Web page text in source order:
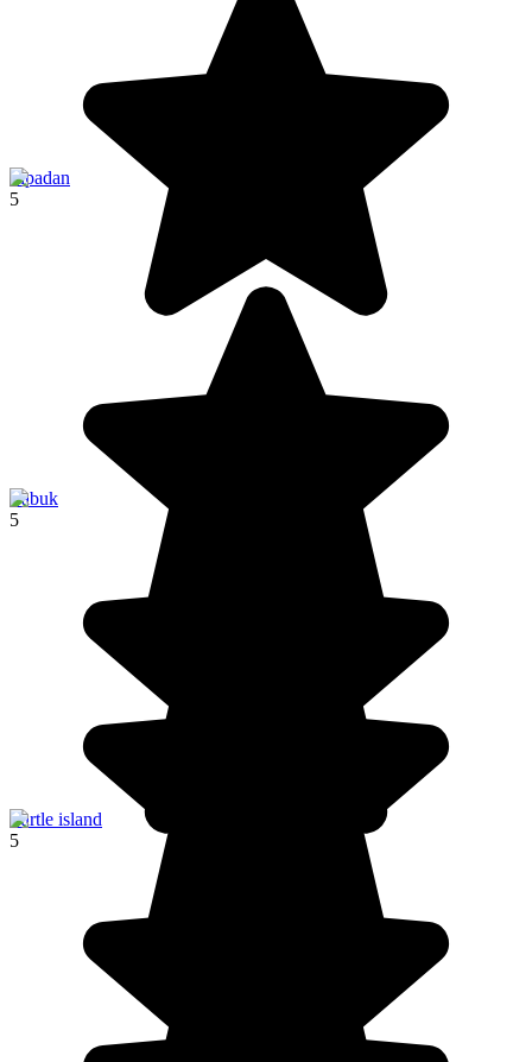
Sipadan
5
Labuk
5
Turtle island
5